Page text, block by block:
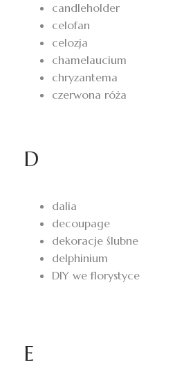
candleholder
celofan
celozja
chamelaucium
chryzantema
czerwona róża
D
dalia
decoupage
dekoracje ślubne
delphinium
DIY we florystyce
E